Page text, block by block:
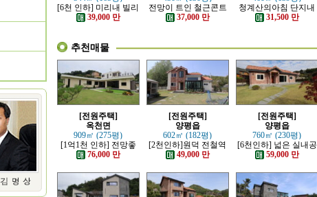
[6천 인하] 미리내 빌리
지에 위치한 전원주택
39,000 만
전망이 트인 철근콘트
리트 신축 주택
37,000 만
청계산의아침 단지내
아담한 근생 주택
31,500 만
추천매물
[전원주택]
옥천면
909㎡ (275평)
[1억1천 인하] 전망좋
고 력셔리한 단층 철콘
전원주택
76,000 만
[전원주택]
양평읍
602㎡ (182평)
[2천인하]원덕 전철역
인근 전망 트인 예쁜전
49,000 만
[전원주택]
양평읍
760㎡ (230평)
[6천인하] 넓은 실내공
간 좋은 단층 근생주택
59,000 만